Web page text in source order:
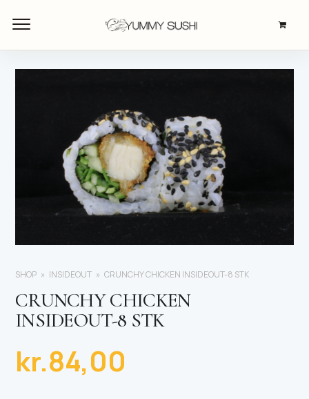
SHOP INSIDEOUT CRUNCHY CHICKEN INSIDEOUT-8 STK
CRUNCHY CHICKEN
INSIDEOUT-8 STK
kr.84,00